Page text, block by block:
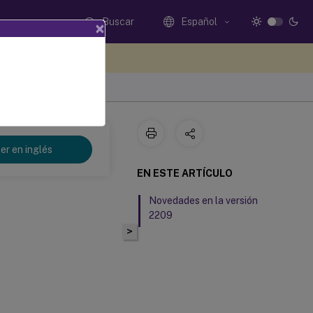
Buscar Español
en inglés
>
EN ESTE ARTÍCULO
Novedades en la versión
2209
×